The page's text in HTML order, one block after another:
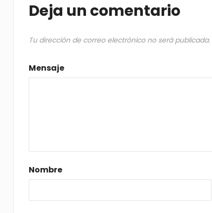
Deja un comentario
Tu dirección de correo electrónico no será publicada.
Mensaje
Nombre